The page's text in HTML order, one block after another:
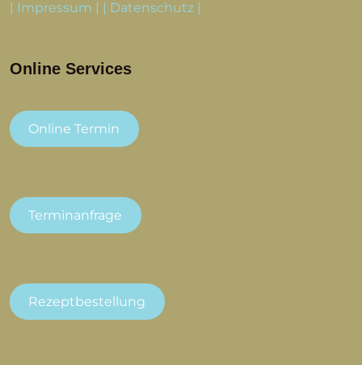
| Impressum | | Datenschutz |
Online Services
Online Termin
Terminanfrage
Rezeptbestellung